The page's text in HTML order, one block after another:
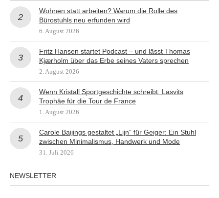
Wohnen statt arbeiten? Warum die Rolle des
Bürostuhls neu erfunden wird
6. August 2026
Fritz Hansen startet Podcast – und lässt Thomas
Kjærholm über das Erbe seines Vaters sprechen
2. August 2026
Wenn Kristall Sportgeschichte schreibt: Lasvits
Trophäe für die Tour de France
1. August 2026
Carole Baijings gestaltet „Lijn“ für Geiger: Ein Stuhl
zwischen Minimalismus, Handwerk und Mode
31. Juli 2026
NEWSLETTER